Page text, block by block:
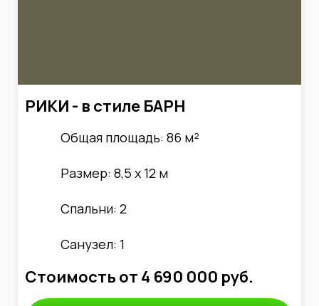
РИКИ - в стиле БАРН
Общая площадь: 86 м²
Размер: 8,5 х 12 м
Спальни: 2
Санузел: 1
Стоимость от 4 690 000 руб.